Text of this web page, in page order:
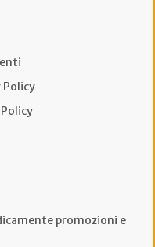
Policy
promozioni e